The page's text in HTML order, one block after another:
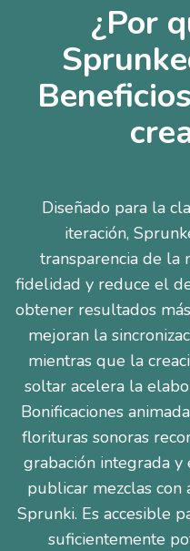
¿Por
Diseñado para la
iteración,
transparencia de la
fidelidad y reduce el
obtener resultados
mejoran la
mientras que la
soltar acelera la
Bonificaciones
florituras sonoras
grabación integrada
publicar mezclas con
Sprunki. Es accesible
suficientemente